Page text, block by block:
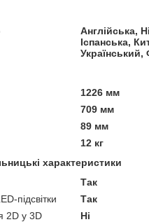
Англійська,
Іспанська,
Український,
1226 мм
709 мм
89 мм
12 кг
характеристики
Так
підсвітки
Так
2D у 3D
Ні